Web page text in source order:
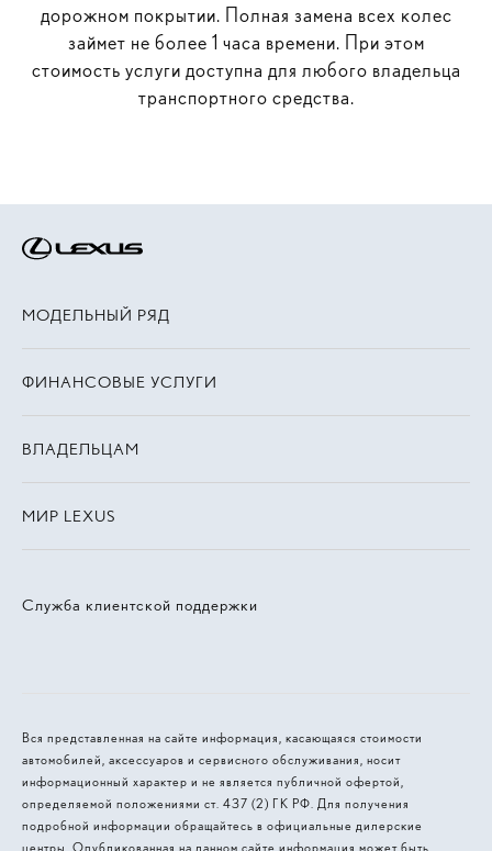
дорожном покрытии. Полная замена всех колес
займет не более 1 часа времени. При этом
стоимость услуги доступна для любого владельца
транспортного средства.
Служба клиентской поддержки
МОДЕЛЬНЫЙ РЯД
ФИНАНСОВЫЕ УСЛУГИ
ВЛАДЕЛЬЦАМ
МИР LEXUS
Вся представленная на сайте информация, касающаяся стоимости
автомобилей, аксессуаров и сервисного обслуживания, носит
информационный характер и не является публичной офертой,
определяемой положениями ст. 437 (2) ГК РФ. Для получения
подробной информации обращайтесь в официальные дилерские
центры. Опубликованная на данном сайте информация может быть